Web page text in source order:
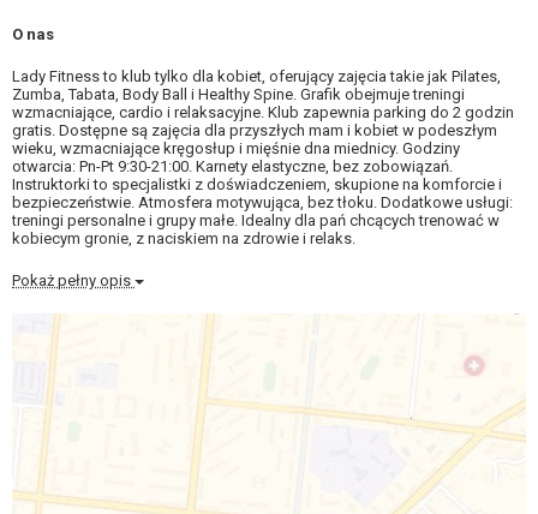
O nas
Lady Fitness to klub tylko dla kobiet, oferujący zajęcia takie jak Pilates,
Zumba, Tabata, Body Ball i Healthy Spine. Grafik obejmuje treningi
wzmacniające, cardio i relaksacyjne. Klub zapewnia parking do 2 godzin
gratis. Dostępne są zajęcia dla przyszłych mam i kobiet w podeszłym
wieku, wzmacniające kręgosłup i mięśnie dna miednicy. Godziny
otwarcia: Pn-Pt 9:30-21:00. Karnety elastyczne, bez zobowiązań.
Instruktorki to specjalistki z doświadczeniem, skupione na komforcie i
bezpieczeństwie. Atmosfera motywująca, bez tłoku. Dodatkowe usługi:
treningi personalne i grupy małe. Idealny dla pań chcących trenować w
kobiecym gronie, z naciskiem na zdrowie i relaks.
Pokaż pełny opis